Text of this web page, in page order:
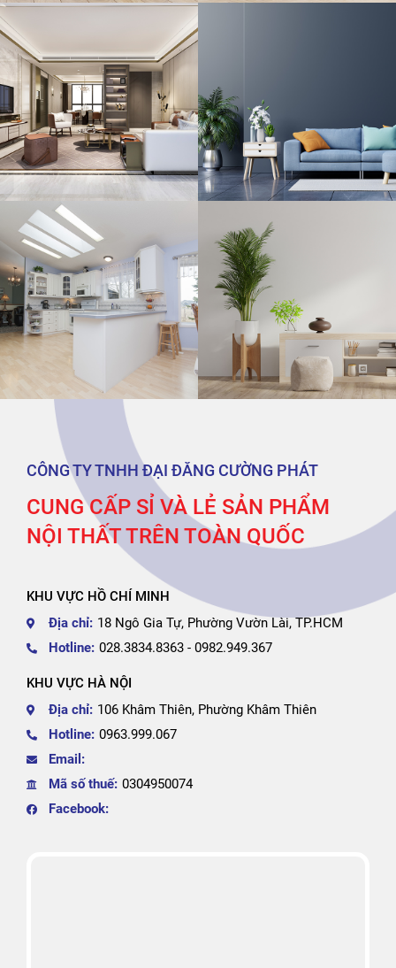
CÔNG TY TNHH ĐẠI ĐĂNG CƯỜNG PHÁT
CUNG CẤP SỈ VÀ LẺ SẢN PHẨM
NỘI THẤT TRÊN TOÀN QUỐC
KHU VỰC HỒ CHÍ MINH
Địa chỉ: 18 Ngô Gia Tự, Phường Vườn Lài, TP.HCM
Hotline: 028.3834.8363 - 0982.949.367
KHU VỰC HÀ NỘI
Địa chỉ: 106 Khâm Thiên, Phường Khâm Thiên
Hotline: 0963.999.067
Email:
Mã số thuế: 0304950074
Facebook: